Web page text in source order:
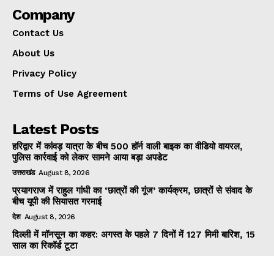
Company
Contact Us
About Us
Privacy Policy
Terms of Use Agreement
Latest Posts
हरिद्वार में कांवड़ यात्रा के बीच 500 हॉर्न वाली बाइक का वीडियो वायरल,
पुलिस कार्रवाई को लेकर सामने आया बड़ा अपडेट
उत्तराखंड August 8, 2026
प्रयागराज में राहुल गांधी का ‘छात्रों की गूंज’ कार्यक्रम, छात्रों से संवाद के
बीच यूपी की सियासत गरमाई
देश August 8, 2026
दिल्ली में मॉनसून का कहर: अगस्त के पहले 7 दिनों में 127 मिमी बारिश, 15
साल का रिकॉर्ड टूटा